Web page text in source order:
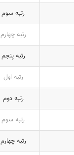
رتبه سوم
رتبه چهارم
رتبه پنجم
رتبه اول
رتبه دوم
رتبه سوم
رتبه چهارم